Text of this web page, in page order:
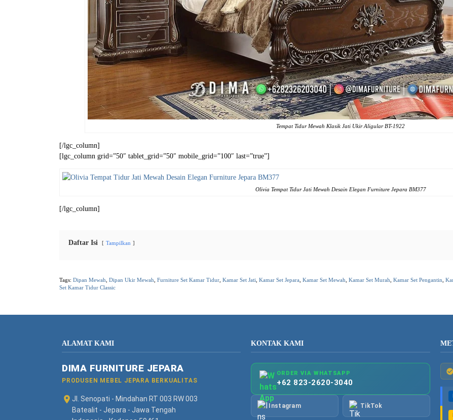
Tempat Tidur Mewah Klasik Jati Ukir Aligular BT-1922
[/lgc_column]
[lgc_column grid=”50″ tablet_grid=”50″ mobile_grid=”100″ last=”true”]
Olivia Tempat Tidur Jati Mewah Desain Elegan Furniture Jepara BM377
[/lgc_column]
Daftar Isi Tampilkan
Tags: Dipan Mewah Dipan Ukir Mewah Furniture Set Kamar Tidur Kamar Set Jati Kamar Set Jepara Kamar Set Mewah Kamar Set Murah Kamar Set Pengantin
Set Kamar Tidur Classic
ALAMAT KAMI
DIMA FURNITURE JEPARA
PRODUSEN MEBEL JEPARA BERKUALITAS
Jl. Senopati - Mindahan RT 003 RW 003
Batealit - Jepara - Jawa Tengah
KONTAK KAMI
ORDER VIA WHATSAPP
+62 823-2620-3040
Instagram TikTok